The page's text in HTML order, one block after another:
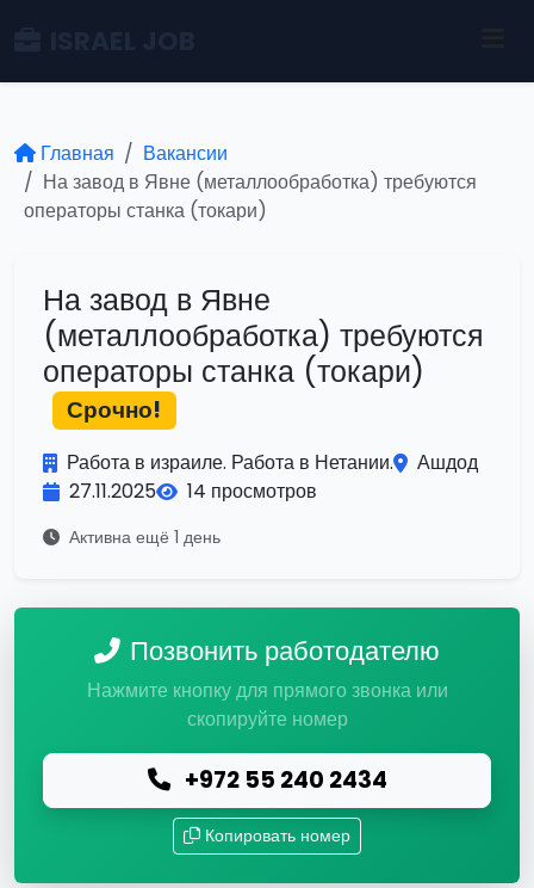
Главная
Вакансии
На завод в Явне (металлообработка) требуются
операторы станка (токари)
На завод в Явне
(металлообработка) требуются
операторы станка (токари)
Срочно!
Работа в израиле. Работа в Нетании.
Ашдод
27.11.2025
14 просмотров
Активна ещё 1 день
Позвонить работодателю
Нажмите кнопку для прямого звонка или
скопируйте номер
+972 55 240 2434
Копировать номер